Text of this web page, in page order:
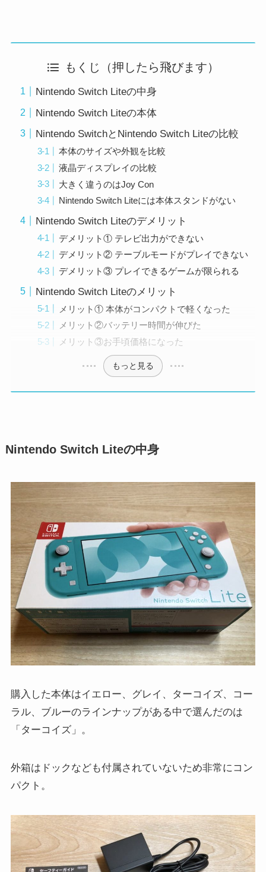
もくじ（押したら飛びます）
Nintendo Switch Liteの中身
Nintendo Switch Liteの本体
Nintendo SwitchとNintendo Switch Liteの比較
本体のサイズや外観を比較
液晶ディスプレイの比較
大きく違うのはJoy Con
Nintendo Switch Liteには本体スタンドがない
Nintendo Switch Liteのデメリット
デメリット① テレビ出力ができない
デメリット② テーブルモードがプレイできない
デメリット③ プレイできるゲームが限られる
Nintendo Switch Liteのメリット
メリット① 本体がコンパクトで軽くなった
メリット②バッテリー時間が伸びた
メリット③お手頃価格になった
もっと見る
Nintendo Switch Liteの中身
購入した本体はイエロー、グレイ、ターコイズ、コー
ラル、ブルーのラインナップがある中で選んだのは
「ターコイズ」。
外箱はドックなども付属されていないため非常にコン
パクト。